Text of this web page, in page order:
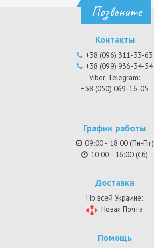
Позвоните
Контакты
+38 (096) 311-33-63
+38 (099) 936-34-54
Viber, Telegram:
+38 (050) 069-16-05
График работы
09:00 - 18:00 (Пн-Пт)
10:00 - 16:00 (Сб)
Доставка
По всей Украине:
Новая Почта
Помощь